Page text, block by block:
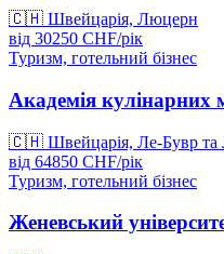
🇨🇭 Швейцарія, Люцерн
від 30250 CHF/рік
Туризм, готельний бізнес
Академія кулінарних
🇨🇭 Швейцарія, Ле-Бувр
від 64850 CHF/рік
Туризм, готельний бізнес
Женевський